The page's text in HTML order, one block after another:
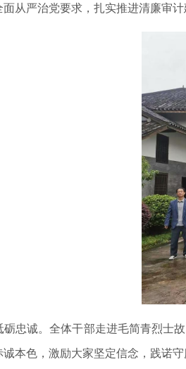
严治党要求，扎实推进清廉审计
诚。全体干部走进毛简青烈士故
本色，激励大家坚定信念，践诺守